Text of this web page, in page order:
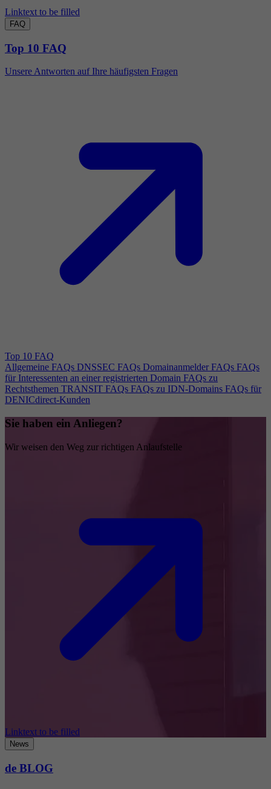
Linktext to be filled
FAQ
Top 10 FAQ
Unsere Antworten auf Ihre häufigsten Fragen
Top 10 FAQ
Allgemeine FAQs DNSSEC FAQs Domainanmelder FAQs FAQs
für Interessenten an einer registrierten Domain FAQs zu
Rechtsthemen TRANSIT FAQs FAQs zu IDN-Domains FAQs für
DENICdirect-Kunden
Sie haben ein Anliegen?
Wir weisen den Weg zur richtigen Anlaufstelle
Linktext to be filled
News
de BLOG